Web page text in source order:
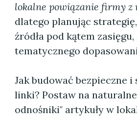
lokalne powiązanie firmy z
dlatego planując
źródła pod kątem
tematycznego
Jak budować bezpieczne i
linki? Postaw na
odnośniki" artykuły w